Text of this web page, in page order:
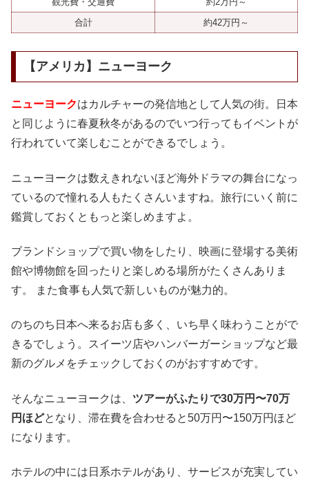
合計
約42万円～
【アメリカ】ニューヨーク
ニューヨークはカルチャーの発信地として人気の街。日本
と同じように春夏秋冬があるのでいつ行ってもイベントが
行われていて楽しむことができるでしょう。
ニューヨークは数えきれないほど海外ドラマの舞台になっ
ているので憧れる人もたくさんいますね。旅行にいく前に
鑑賞しておくともっと楽しめますよ。
ブランドショップで買い物をしたり、映画に登場する美術
館や博物館を回ったりと楽しめる場所がたくさんありま
す。 また食事も人気で新しいものが魅力的。
のちのち日本へ来るお店も多く、いち早く味わうことがで
きるでしょう。スイーツ店やハンバーガーショップなど最
新のグルメをチェックしておくのがおすすめです。
そんなニューヨークは、 ツアーがふたりで30万円〜70万
円ほどとなり、滞在費を合わせると50万円〜150万円ほど
になります。
ホテルの中には日系ホテルがあり、サービスが充実してい